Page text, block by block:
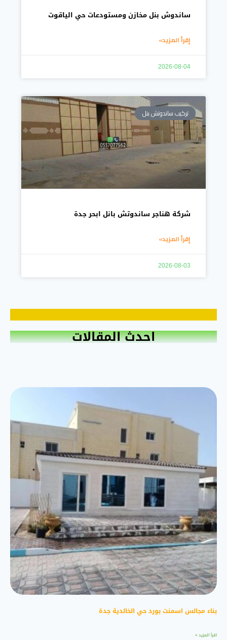
ساندوش بنل مخازن ومستودعات حي الياقوت
إقرأ المزيد»
2026-08-04
تركيب ساندوتش بنل
شركة هناجر ساندوتش بانل ابحر جدة
إقرأ المزيد»
2026-08-03
احدث المقالات
بناء مجالس اسمنت بورد حي الخالدية جدة
اقرأ المزيد »